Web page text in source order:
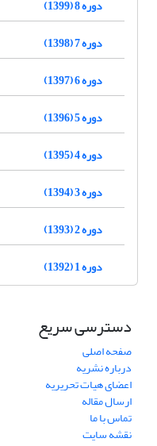
دوره 8 (1399)
دوره 7 (1398)
دوره 6 (1397)
دوره 5 (1396)
دوره 4 (1395)
دوره 3 (1394)
دوره 2 (1393)
دوره 1 (1392)
دسترسی سریع
صفحه اصلی
درباره نشریه
اعضای هیات تحریریه
ارسال مقاله
تماس با ما
نقشه سایت